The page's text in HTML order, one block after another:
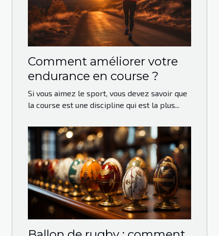
Comment améliorer votre
endurance en course ?
Si vous aimez le sport, vous devez savoir que
la course est une discipline qui est la plus...